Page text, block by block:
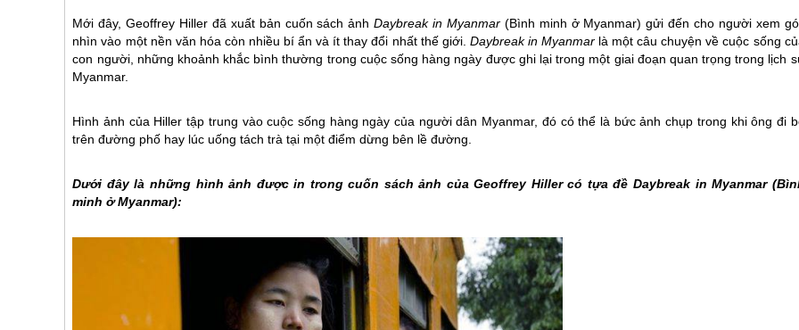
Mới đây, Geoffrey Hiller đã xuất bản cuốn sách ảnhDaybreak in Myanmar(Bình minh ở Myanmar) gửi đến cho người xem
nhìn vào một nền văn hóa còn nhiều bí ẩn và ít thay đổi nhất thế giới. Daybreak in Myanmarlà một câu chuyện về cuộc sống
con người, những khoảnh khắc bình thường trong cuộc sống hàng ngày được ghi lại trong một giai đoạn quan trọng trong lịch
Myanmar.
Hình ảnh của Hiller tập trung vào cuộc sống hàng ngày của người dân Myanmar, đó có thể là bức ảnh chụp trong khi ông đi
trên đường phố hay lúc uống tách trà tại một điểm dừng bên lề đường.
Dưới đây là những hình ảnh được in trong cuốn sách ảnh của Geoffrey Hiller có tựa đề Daybreak inMyanmar
minh ởMyanmar):